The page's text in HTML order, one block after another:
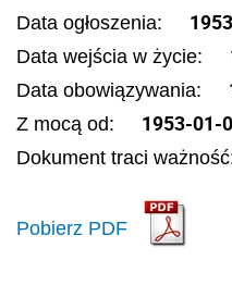
Data ogłoszenia:
Data wejścia w życie:
Data obowiązywania:
Z mocą od: 1953-01-
Dokument traci
Pobierz PDF